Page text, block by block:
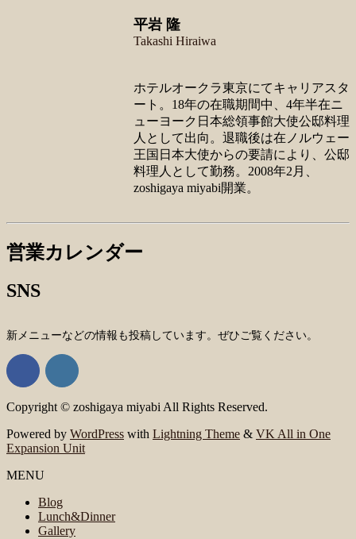
平岩 隆
Takashi Hiraiwa
ホテルオークラ東京にてキャリアスタ
ート。18年の在職期間中、4年半在ニ
ューヨーク日本総領事館大使公邸料理
人として出向。退職後は在ノルウェー
王国日本大使からの要請により、公邸
料理人として勤務。2008年2月、
zoshigaya miyabi開業。
営業カレンダー
SNS
新メニューなどの情報も投稿しています。ぜひご覧ください。
Copyright © zoshigaya miyabi All Rights Reserved.
Powered by WordPress with Lightning Theme & VK All in One
Expansion Unit
MENU
Blog
Lunch&Dinner
Gallery